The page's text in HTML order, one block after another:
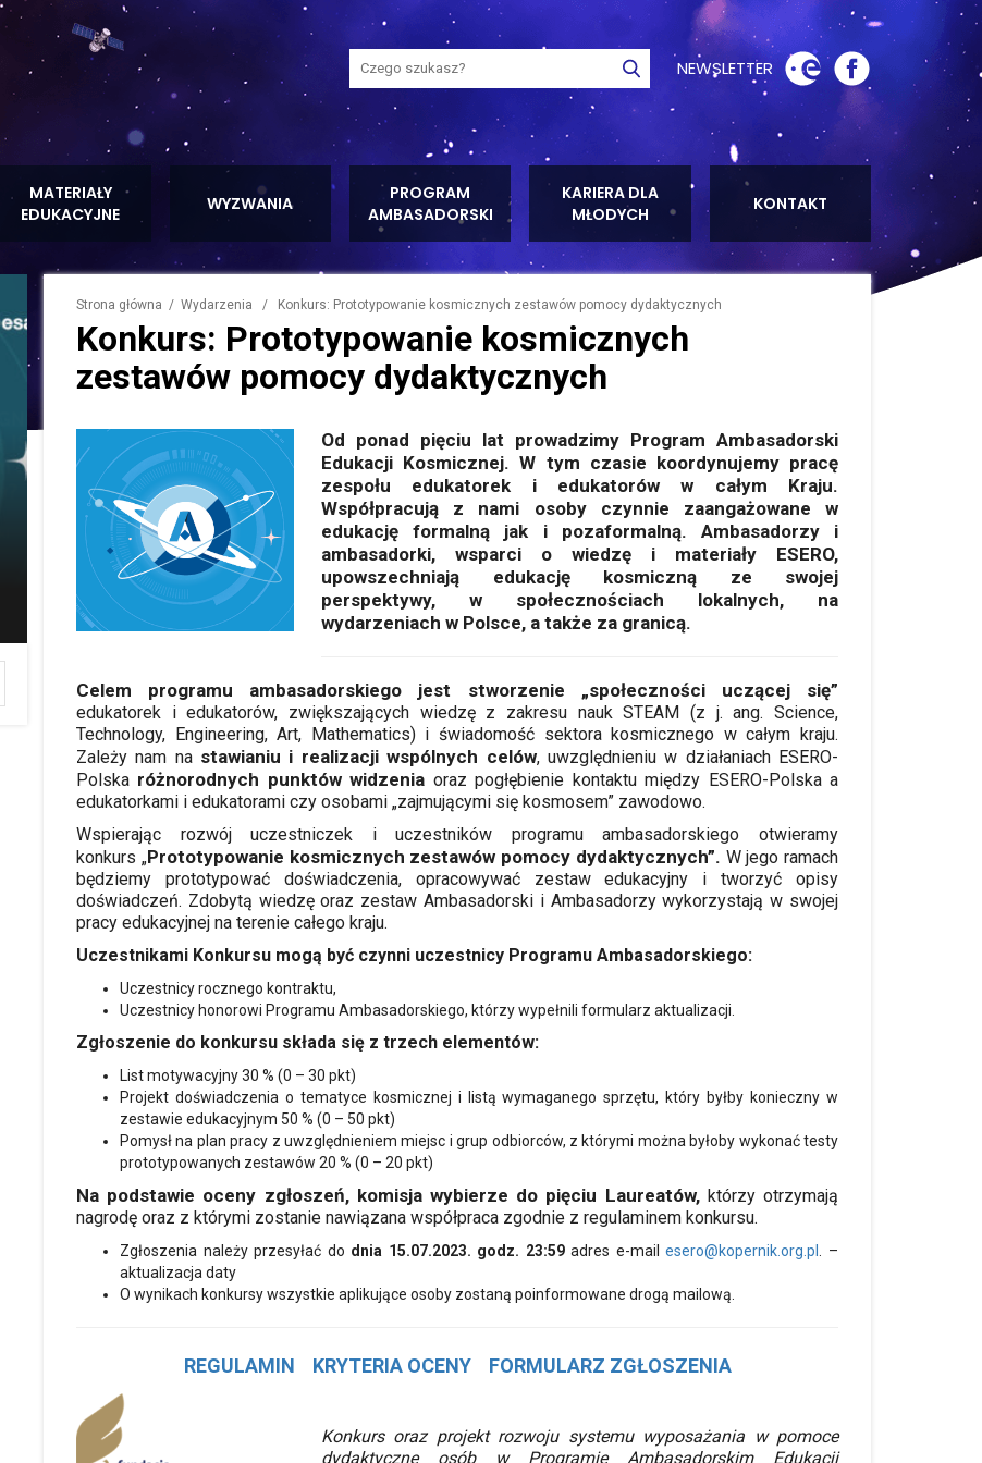
NEWSLETTER
MATERIAŁY
EDUKACYJNE
WYZWANIA
PROGRAM
AMBASADORSKI
KARIERA DLA
MŁODYCH
KONTAKT
Wyszukaj na stronie Szukaj
Strona główna / Wydarzenia / Konkurs: Prototypowanie kosmicznych zestawów pomocy dydaktycznych
Konkurs: Prototypowanie kosmicznych
zestawów pomocy dydaktycznych
Od ponad pięciu lat prowadzimy Program Ambasadorski
Edukacji Kosmicznej. W tym czasie koordynujemy pracę
zespołu edukatorek i edukatorów w całym Kraju.
Współpracują z nami osoby czynnie zaangażowane w
edukację formalną jak i pozaformalną. Ambasadorzy i
ambasadorki, wsparci o wiedzę i materiały ESERO,
upowszechniają edukację kosmiczną ze swojej
perspektywy, w społecznościach lokalnych, na
wydarzeniach w Polsce, a także za granicą.
Celem programu ambasadorskiego jest stworzenie „społeczności uczącej się”
edukatorek i edukatorów, zwiększających wiedzę z zakresu nauk STEAM (z j. ang. Science,
Technology, Engineering, Art, Mathematics) i świadomość sektora kosmicznego w całym kraju.
Zależy nam na stawianiu i realizacji wspólnych celów, uwzględnieniu w działaniach ESERO-
Polska różnorodnych punktów widzenia oraz pogłębienie kontaktu między ESERO-Polska a
edukatorkami i edukatorami czy osobami „zajmującymi się kosmosem” zawodowo.
Wspierając rozwój uczestniczek i uczestników programu ambasadorskiego otwieramy
konkurs „Prototypowanie kosmicznych zestawów pomocy dydaktycznych”. W jego ramach
będziemy prototypować doświadczenia, opracowywać zestaw edukacyjny i tworzyć opisy
doświadczeń. Zdobytą wiedzę oraz zestaw Ambasadorski i Ambasadorzy wykorzystają w swojej
pracy edukacyjnej na terenie całego kraju.
Uczestnikami Konkursu mogą być czynni uczestnicy Programu Ambasadorskiego:
Uczestnicy rocznego kontraktu,
Uczestnicy honorowi Programu Ambasadorskiego, którzy wypełnili formularz aktualizacji.
Zgłoszenie do konkursu składa się z trzech elementów:
List motywacyjny 30 % (0 – 30 pkt)
Projekt doświadczenia o tematyce kosmicznej i listą wymaganego sprzętu, który byłby konieczny w
zestawie edukacyjnym 50 % (0 – 50 pkt)
Pomysł na plan pracy z uwzględnieniem miejsc i grup odbiorców, z którymi można byłoby wykonać testy
prototypowanych zestawów 20 % (0 – 20 pkt)
Na podstawie oceny zgłoszeń, komisja wybierze do pięciu Laureatów,którzy otrzymają
nagrodę oraz z którymi zostanie nawiązana współpraca zgodnie z regulaminem konkursu.
Zgłoszenia należy przesyłać do dnia 15.07.2023. godz. 23:59adres e-mailesero@kopernik.org.pl . –
aktualizacja daty
O wynikach konkursy wszystkie aplikujące osoby zostaną poinformowane drogą mailową.
REGULAMIN KRYTERIA OCENY FORMULARZ ZGŁOSZENIA
Konkurs oraz projekt rozwoju systemu wyposażania w pomoce
dydaktyczne osób w Programie Ambasadorskim Edukacji